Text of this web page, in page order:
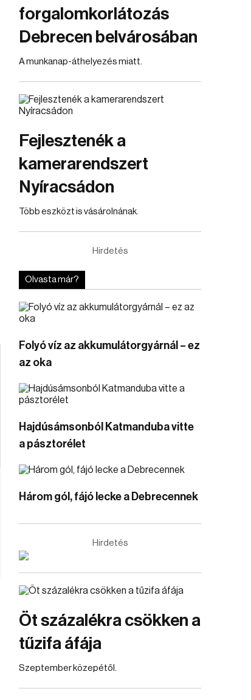
forgalomkorlátozás
Debrecen belvárosában
A munkanap-áthelyezés miatt.
Fejlesztenék a
kamerarendszert
Nyíracsádon
Több eszközt is vásárolnának.
Hirdetés
Olvasta már?
Folyó víz az akkumulátorgyárnál – ez
az oka
Hajdúsámsonból Katmanduba vitte
a pásztorélet
Három gól, fájó lecke a Debrecennek
Hirdetés
Öt százalékra csökken a
tűzifa áfája
Szeptember közepétől.